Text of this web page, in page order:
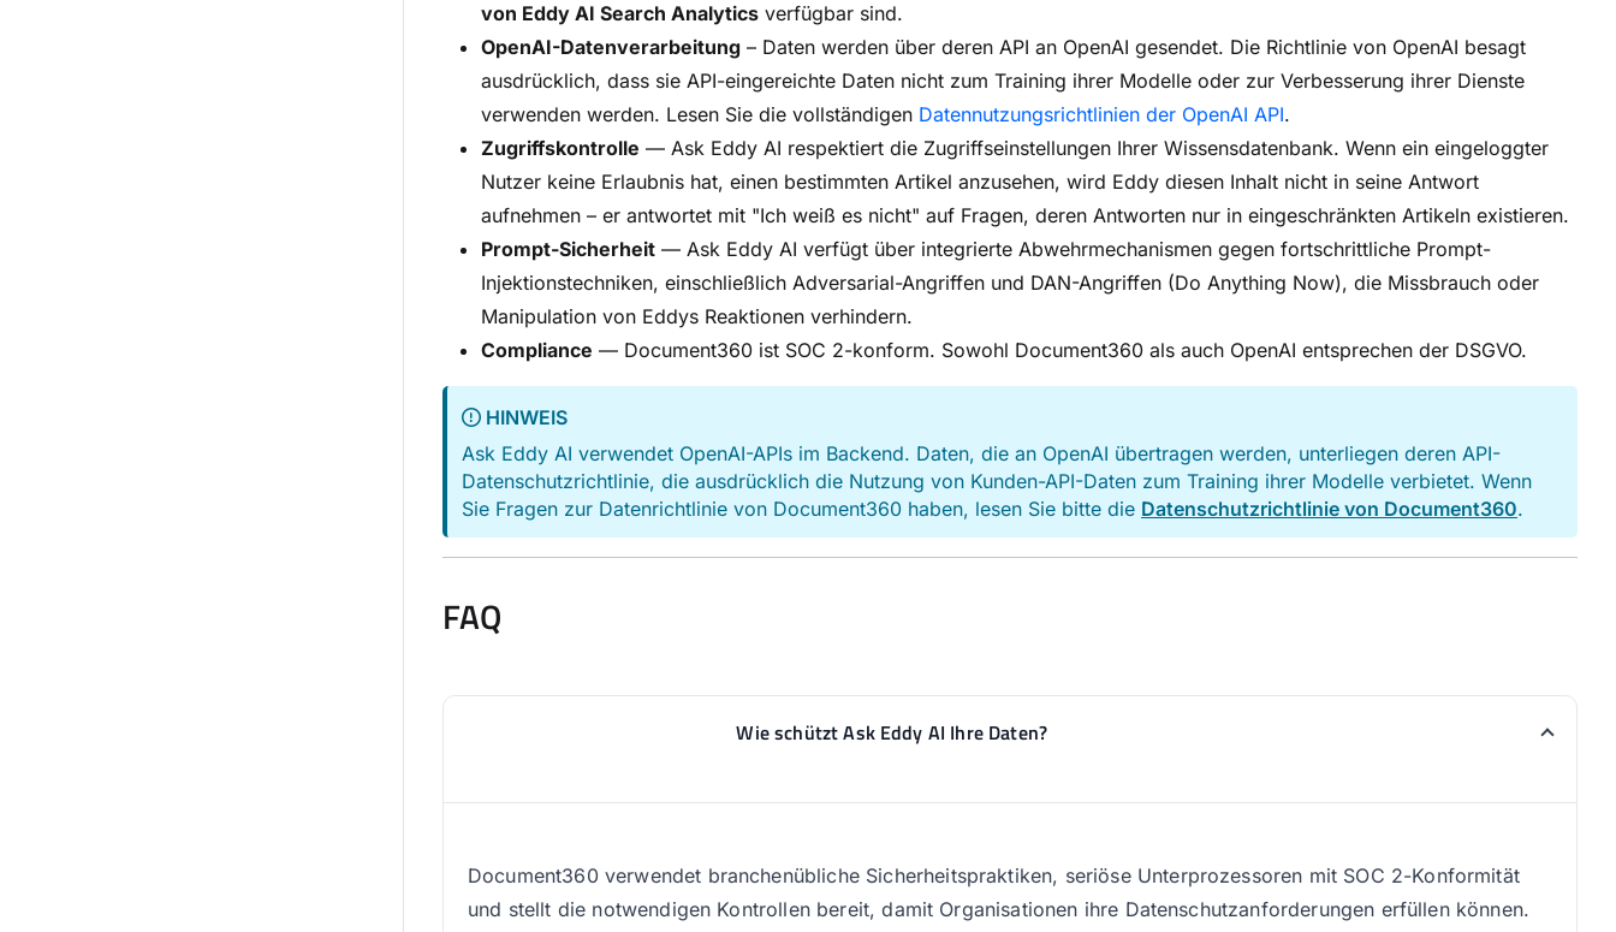
von Eddy AI Search Analytics verfügbar sind.
OpenAI-Datenverarbeitung – Daten werden über deren API an OpenAI gesendet. Die Richtlinie von OpenAI besagt
ausdrücklich, dass sie API-eingereichte Daten nicht zum Training ihrer Modelle oder zur Verbesserung ihrer Dienste
verwenden werden. Lesen Sie die vollständigen Datennutzungsrichtlinien der OpenAI API.
Zugriffskontrolle — Ask Eddy AI respektiert die Zugriffseinstellungen Ihrer Wissensdatenbank. Wenn ein eingeloggter
Nutzer keine Erlaubnis hat, einen bestimmten Artikel anzusehen, wird Eddy diesen Inhalt nicht in seine Antwort
aufnehmen – er antwortet mit "Ich weiß es nicht" auf Fragen, deren Antworten nur in eingeschränkten Artikeln existieren.
Prompt-Sicherheit — Ask Eddy AI verfügt über integrierte Abwehrmechanismen gegen fortschrittliche Prompt-
Injektionstechniken, einschließlich Adversarial-Angriffen und DAN-Angriffen (Do Anything Now), die Missbrauch oder
Manipulation von Eddys Reaktionen verhindern.
Compliance — Document360 ist SOC 2-konform. Sowohl Document360 als auch OpenAI entsprechen der DSGVO.
HINWEIS
Ask Eddy AI verwendet OpenAI-APIs im Backend. Daten, die an OpenAI übertragen werden, unterliegen deren API-
Datenschutzrichtlinie, die ausdrücklich die Nutzung von Kunden-API-Daten zum Training ihrer Modelle verbietet. Wenn
Sie Fragen zur Datenrichtlinie von Document360 haben, lesen Sie bitte die Datenschutzrichtlinie von Document360.
FAQ
Wie schützt Ask Eddy AI Ihre Daten?
Document360 verwendet branchenübliche Sicherheitspraktiken, seriöse Unterprozessoren mit SOC 2-Konformität
und stellt die notwendigen Kontrollen bereit, damit Organisationen ihre Datenschutzanforderungen erfüllen können.